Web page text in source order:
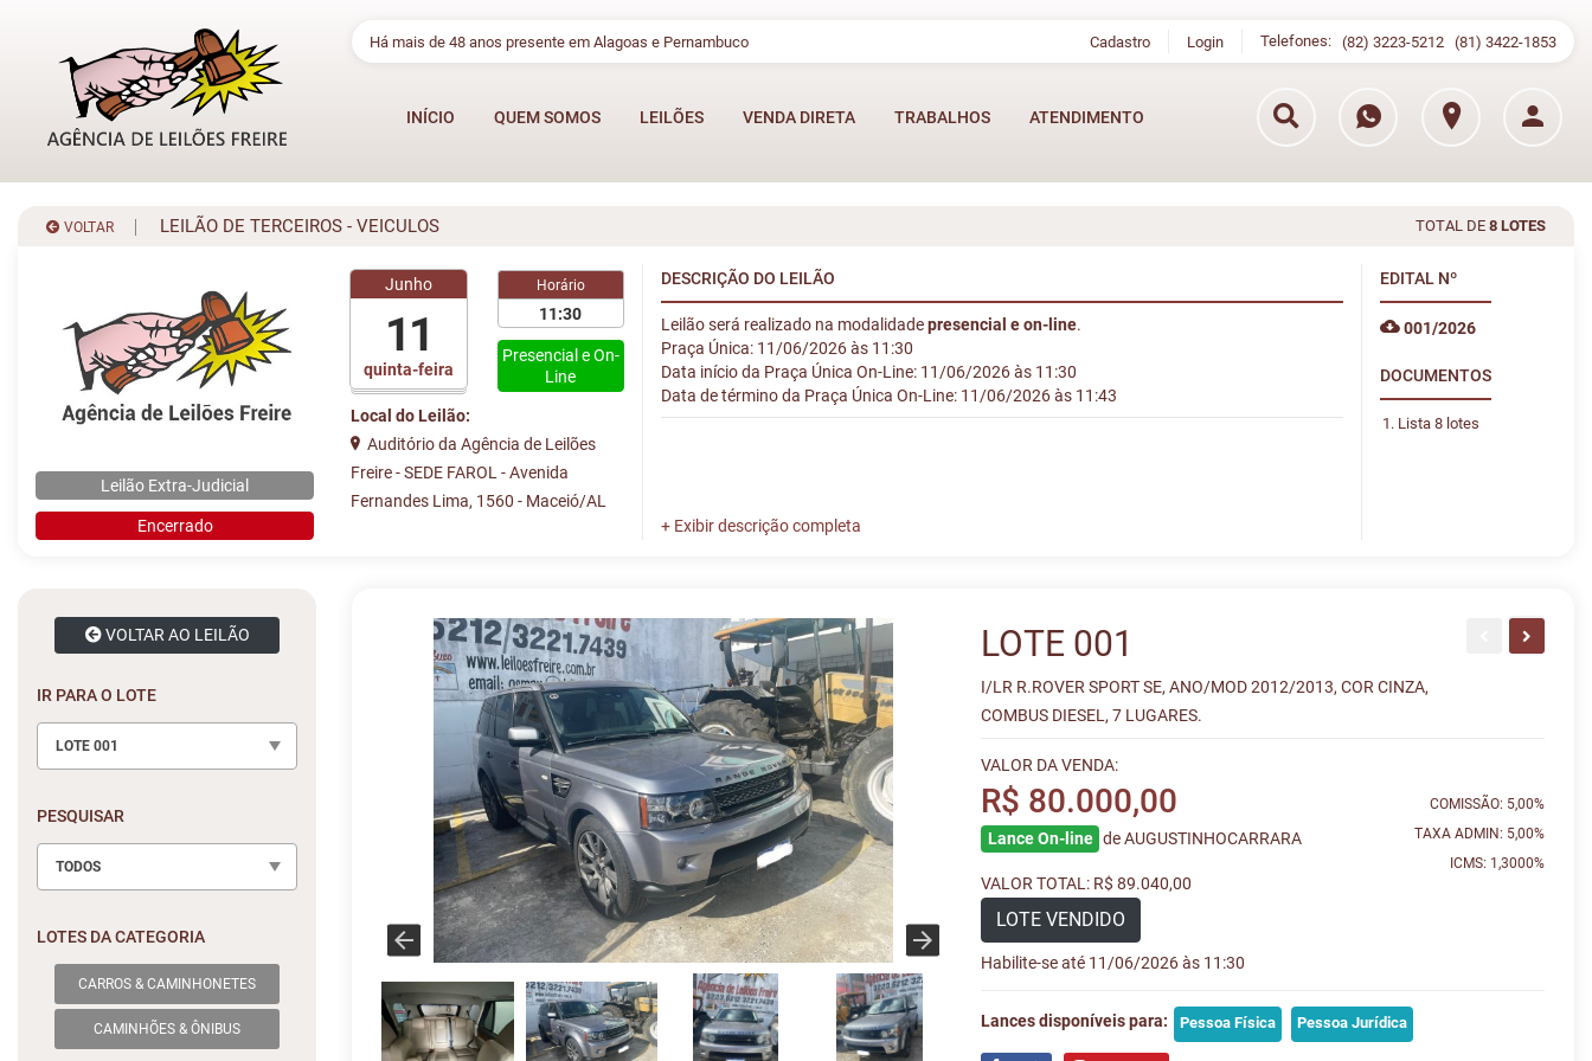
Há mais de 48 anos presente em Alagoas e Pernambuco Cadastro Login Telefones: (82) 3223-5212 (81) 3422-1853
INÍCIO QUEM SOMOS LEILÕES VENDA DIRETA TRABALHOS ATENDIMENTO
VOLTAR LEILÃO DE TERCEIROS - VEICULOS TOTAL DE 8 LOTES
Leilão Extra-Judicial
Encerrado
quinta-feira
Junho
11
Horário
11:30
Presencial e On-
Line
Local do Leilão:
Auditório da Agência de Leilões
Freire - SEDE FAROL - Avenida
Fernandes Lima, 1560 - Maceió/AL
DESCRIÇÃO DO LEILÃO
Leilão será realizado na modalidadepresencial e on-line.
Praça Única: 11/06/2026 às 11:30
Data início da Praça Única On-Line: 11/06/2026 às 11:30
Data de término da Praça Única On-Line: 11/06/2026 às 11:43
EDITAL Nº
001/2026
DOCUMENTOS
Lista 8 lotes
VOLTAR AO LEILÃO
IR PARA O LOTE
LOTE 001
PESQUISAR
TODOS
LOTES DA CATEGORIA
CARROS & CAMINHONETES
CAMINHÕES & ÔNIBUS
LOTE 001
I/LR R.ROVER SPORT SE, ANO/MOD 2012/2013, COR CINZA,
COMBUS DIESEL, 7 LUGARES.
VALOR DA VENDA:
R$ 80.000,00
Lance On-line de AUGUSTINHOCARRARA
VALOR TOTAL: R$ 89.040,00
LOTE VENDIDO
Habilite-se até 11/06/2026 às 11:30
COMISSÃO: 5,00%
TAXA ADMIN: 5,00%
ICMS: 1,3000%
Lances disponíveis para: Pessoa Física Pessoa Jurídica